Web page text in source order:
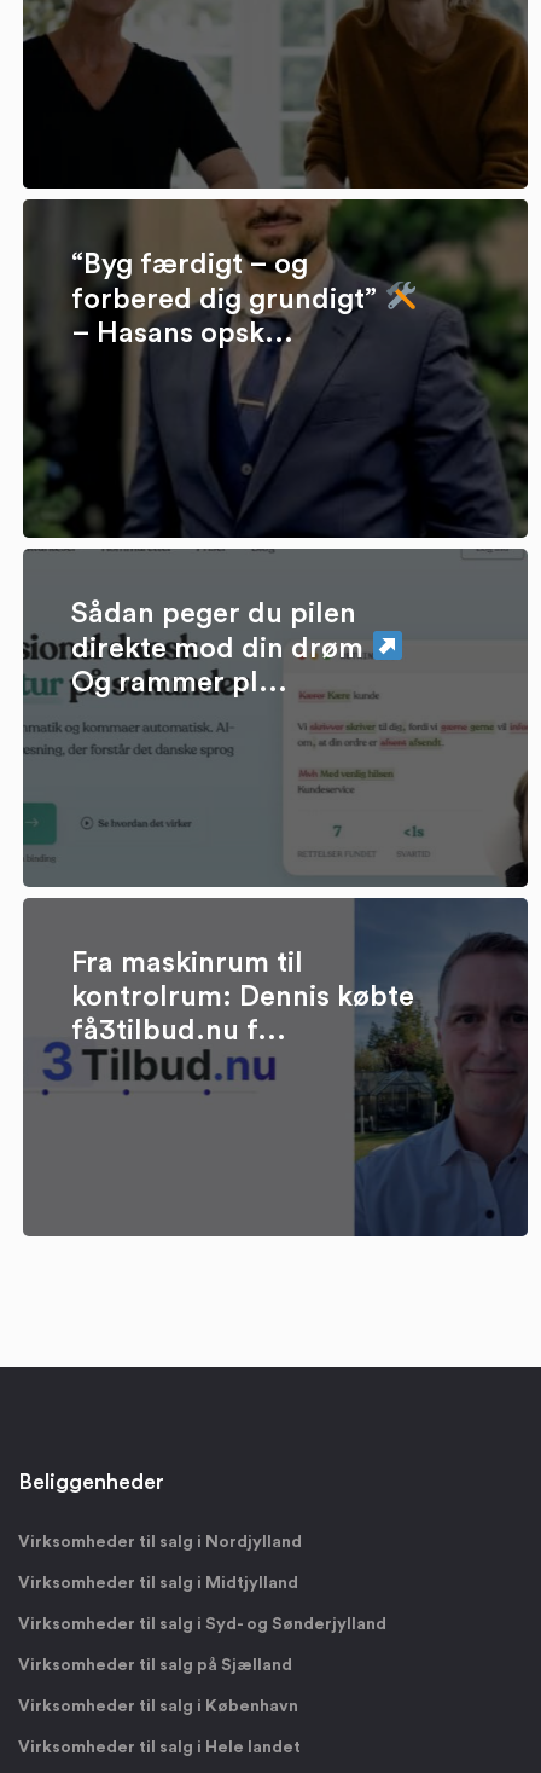
“Byg færdigt – og
forbered dig grundigt”
– Hasans opsk...
Sådan peger du pilen
direkte mod din drøm
Og rammer pl...
Fra maskinrum til
kontrolrum: Dennis købte
få3tilbud.nu f...
Beliggenheder
Virksomheder til salg i Nordjylland
Virksomheder til salg i Midtjylland
Virksomheder til salg i Syd- og Sønderjylland
Virksomheder til salg på Sjælland
Virksomheder til salg i København
Virksomheder til salg i Hele landet